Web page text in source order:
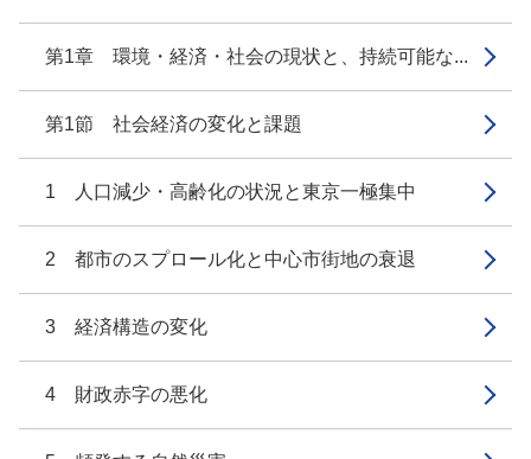
第1章 環境・経済・社会の現状と、持続可能な...
第1節 社会経済の変化と課題
1 人口減少・高齢化の状況と東京一極集中
2 都市のスプロール化と中心市街地の衰退
3 経済構造の変化
4 財政赤字の悪化